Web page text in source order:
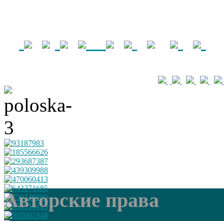
Авторские права